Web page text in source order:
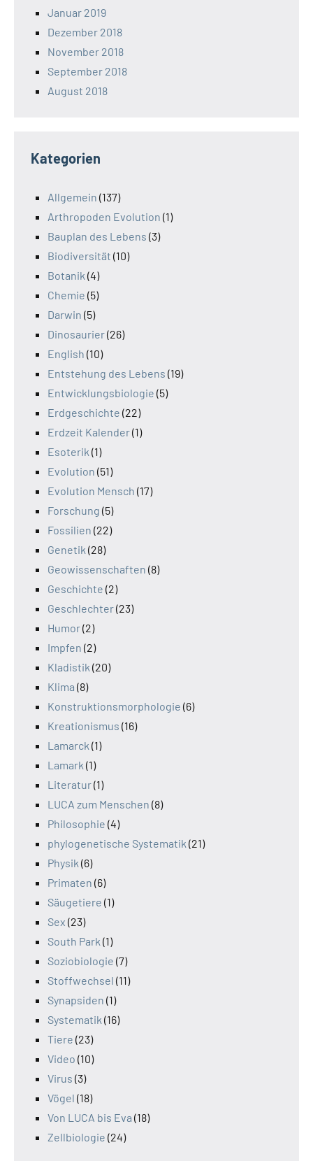
Januar 2019
Dezember 2018
November 2018
September 2018
August 2018
Kategorien
Allgemein (137)
Arthropoden Evolution (1)
Bauplan des Lebens (3)
Biodiversität (10)
Botanik (4)
Chemie (5)
Darwin (5)
Dinosaurier(26)
English (10)
Entstehung des Lebens (19)
Entwicklungsbiologie (5)
Erdgeschichte (22)
Erdzeit Kalender(1)
Esoterik (1)
Evolution (51)
Evolution Mensch (17)
Forschung (5)
Fossilien (22)
Genetik (28)
Geowissenschaften (8)
Geschichte (2)
Geschlechter(23)
Humor(2)
Impfen (2)
Kladistik (20)
Klima (8)
Konstruktionsmorphologie (6)
Kreationismus (16)
Lamarck (1)
Lamark (1)
Literatur(1)
LUCA zum Menschen (8)
Philosophie (4)
phylogenetische Systematik (21)
Physik (6)
Primaten (6)
Säugetiere (1)
Sex (23)
South Park (1)
Soziobiologie (7)
Stoffwechsel (11)
Synapsiden (1)
Systematik (16)
Tiere (23)
Video (10)
Virus (3)
Vögel (18)
Von LUCA bis Eva (18)
Zellbiologie (24)